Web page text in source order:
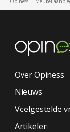
Opiness Meubel
Over Opiness
Nieuws
Veelgestelde
Artikelen